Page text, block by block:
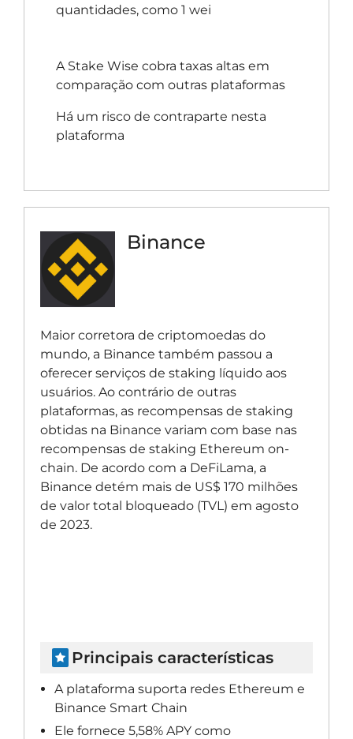
quantidades, como 1 wei
A Stake Wise cobra taxas altas em
comparação com outras plataformas
Há um risco de contraparte nesta
plataforma
Binance
Maior corretora de criptomoedas do
mundo, a Binance também passou a
oferecer serviços de staking líquido aos
usuários. Ao contrário de outras
plataformas, as recompensas de staking
obtidas na Binance variam com base nas
recompensas de staking Ethereum on-
chain. De acordo com a DeFiLama, a
Binance detém mais de US$ 170 milhões
de valor total bloqueado (TVL) em agosto
de 2023.
Principais características
A plataforma suporta redes Ethereum e
Binance Smart Chain
Ele fornece 5,58% APY como